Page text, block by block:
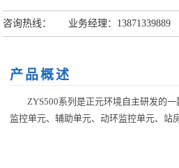
咨询热线： 业务经理：13871339889
产品概述
ZYS500系列是正元环境自主研发的一
监控单元、辅助单元、动环监控单元、站